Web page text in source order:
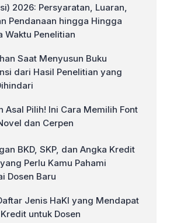
2026: Persyaratan, Luaran,
Pendanaan hingga Hingga
Waktu Penelitian
Saat Menyusun Buku
dari Hasil Penelitian yang
Asal Pilih! Ini Cara Memilih Font
dan Cerpen
BKD, SKP, dan Angka Kredit
Perlu Kamu Pahami
Dosen Baru
Jenis HaKI yang Mendapat
untuk Dosen